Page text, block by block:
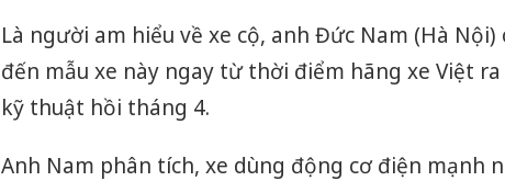
Là người am hiểu về xe cộ, anh Đức Nam (Hà
đến mẫu xe này ngay từ thời điểm hãng xe Việt
kỹ thuật hồi tháng 4.
Anh Nam phân tích, xe dùng động cơ điện mạnh